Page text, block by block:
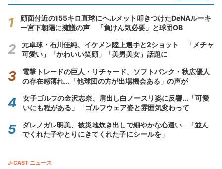
顔面付近の155キロ直球にヘルメット叩きつけたDeNAルーキ
ー宮下朝陽に擁護の声 「負けん気必要」と球団OB
元卓球・石川佳純、イケメン陸上選手と2ショット 「メチャ
可愛い」「かわいい笑顔」「美男美女」話題に
電撃トレードの巨人・リチャード、ソフトバンク・秋広優人
の存在感薄れ...「他球団の方が出場機会ある」の声が
女子ゴルフの金沢志奈、肩出し白ノースリ姿に反響...「可愛
いにも程がある」 ゴルフウェア姿と雰囲気変わって
ダレノガレ明美、被災地炊き出しで細やかな心遣い...「並ん
でくれた子やとりにきてくれた子にシールを」
J-CAST ニュース